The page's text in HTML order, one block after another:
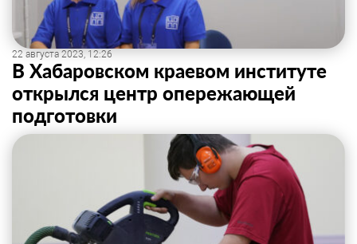
22 августа 2023, 12:26
В Хабаровском краевом институте
открылся центр опережающей
подготовки